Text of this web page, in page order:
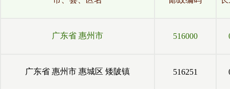
广东省 惠州市 516000
广东省 惠州市 惠城区 矮陂镇 516251